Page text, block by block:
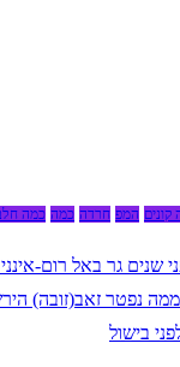
קונים המפ חרדה כמה כמה
באל רום-אינני יודע אם
נפטר זאב(זובה)
בישול